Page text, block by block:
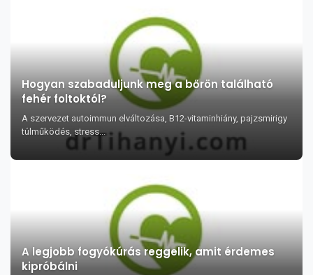
Hogyan szabaduljunk meg a bőrön található
fehér foltoktól?
A szervezet autoimmun elváltozása, B12-vitaminhiány, pajzsmirigy
túlműködés, stress...
A legjobb fogyókúrás reggelik, amit érdemes
kipróbálni